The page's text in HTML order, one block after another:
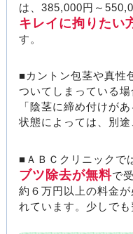
は、385,000円～
キレイに拘りたい
す。
■カントン包茎や真性
ついてしまっている
「陰茎に締め付けが
状態によっては、別途
■ＡＢＣクリニックで
ブツ除去が無料で
約６万円以上の料金
れています。少しで